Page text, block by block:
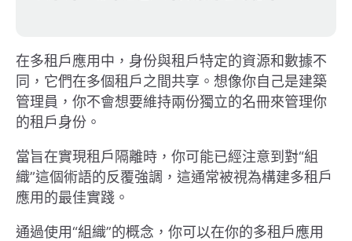
在多租戶應用中，身份與租戶特定的資源和數據不
同，它們在多個租戶之間共享。想像你自己是建築
管理員，你不會想要維持兩份獨立的名冊來管理你
的租戶身份。
當旨在實現租戶隔離時，你可能已經注意到對“組
織”這個術語的反覆強調，這通常被視為構建多租戶
應用的最佳實踐。
通過使用“組織”的概念，你可以在你的多租戶應用